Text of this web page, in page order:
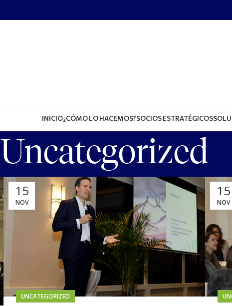
INICIO¿CÓMO LO HACEMOS?SOCIOS ESTRATÉGICOS
Uncategorized
15
NOV
UNCATEGORIZED
15
NOV